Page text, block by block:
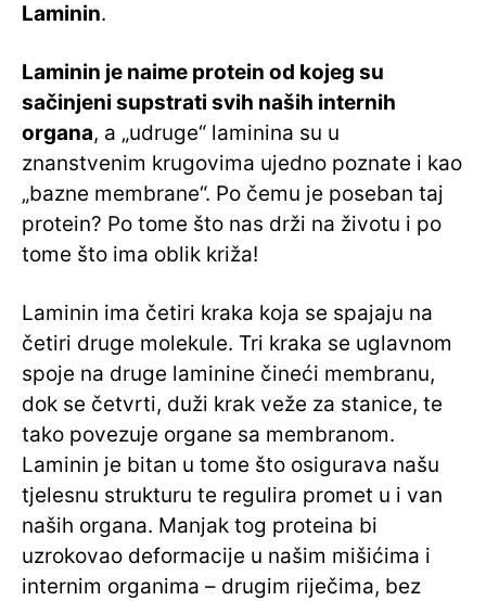
Laminin.
Laminin je naime protein od kojeg su
sačinjeni supstrati svih naših internih
organa, a „udruge“ laminina su u
znanstvenim krugovima ujedno poznate i kao
„bazne membrane“. Po čemu je poseban taj
protein? Po tome što nas drži na životu i po
tome što ima oblik križa!
Laminin ima četiri kraka koja se spajaju na
četiri druge molekule. Tri kraka se uglavnom
spoje na druge laminine čineći membranu,
dok se četvrti, duži krak veže za stanice, te
tako povezuje organe sa membranom.
Laminin je bitan u tome što osigurava našu
tjelesnu strukturu te regulira promet u i van
naših organa. Manjak tog proteina bi
uzrokovao deformacije u našim mišićima i
internim organima – drugim riječima, bez